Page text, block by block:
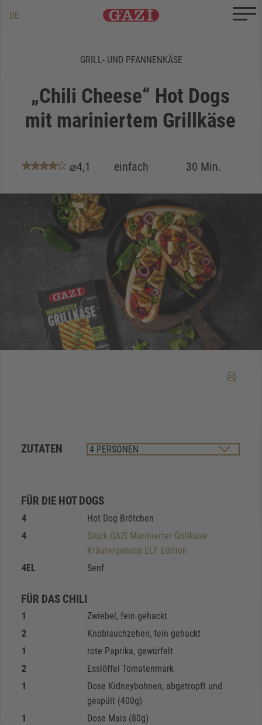
DE
GRILL- UND PFANNENKÄSE
„Chili Cheese“ Hot Dogs
mit mariniertem Grillkäse
⌀4,1 einfach 30 Min.
ZUTATEN
FÜR DIE HOT DOGS
4
Hot Dog Brötchen
4
Stück GAZİ Marinierter Grillkäse
Kräutergenuss ELF Edition
4EL Senf
FÜR DAS CHILI
1
Zwiebel, fein gehackt
2
Knoblauchzehen, fein gehackt
1
rote Paprika, gewürfelt
2
Esslöffel Tomatenmark
1
Dose Kidneybohnen, abgetropft und
gespült (400g)
1
Dose Mais (80g)